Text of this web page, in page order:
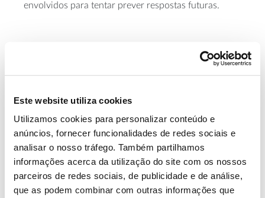
Este website utiliza cookies
Utilizamos cookies para personalizar conteúdo e
anúncios, fornecer funcionalidades de redes sociais e
analisar o nosso tráfego. Também partilhamos
informações acerca da utilização do site com os nossos
parceiros de redes sociais, de publicidade e de análise,
que as podem combinar com outras informações que
envolvidos para tentar prever respostas futuras.
sob condições ambientais diferentes, de acordo com
cenários do IPCC – Painel Intergovernamental sobre
Mudanças Climáticas.
– Caracterizar a resposta funcional de plantas jovens
e do nemátodo do pinheiro nos cenários
mencionados;